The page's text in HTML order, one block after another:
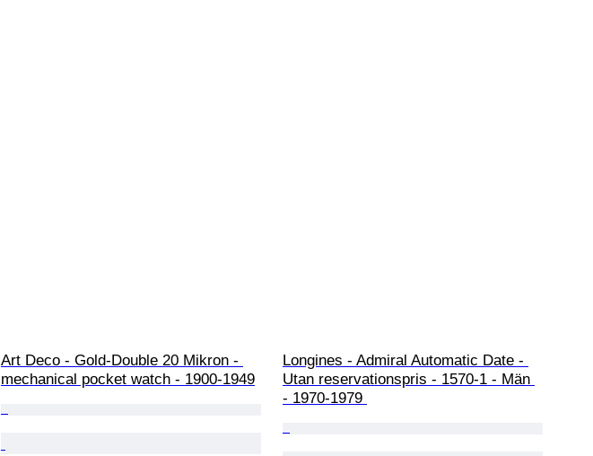
Art Deco - Gold-Double 20 Mikron -
mechanical pocket watch - 1900-1949
Longines - Admiral Automatic Date -
Utan reservationspris - 1570-1 - Män
- 1970-1979